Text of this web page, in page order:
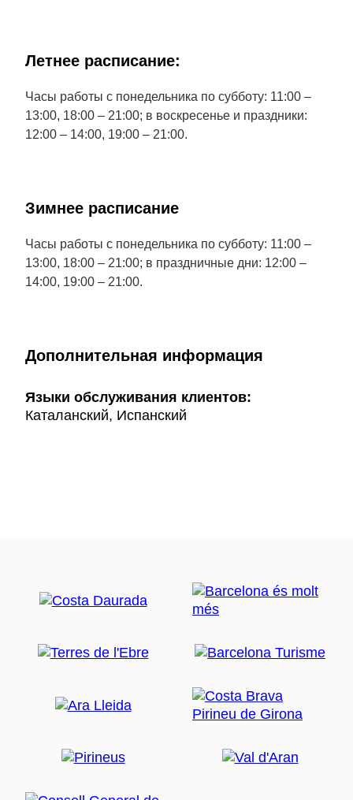
Летнее расписание:
Часы работы с понедельника по субботу: 11:00 –
13:00, 18:00 – 21:00; в воскресенье и праздники:
12:00 – 14:00, 19:00 – 21:00.
Зимнее расписание
Часы работы с понедельника по субботу: 11:00 –
13:00, 18:00 – 21:00; в праздничные дни: 12:00 –
14:00, 19:00 – 21:00.
Дополнительная информация
Языки обслуживания клиентов:
Каталанский, Испанский